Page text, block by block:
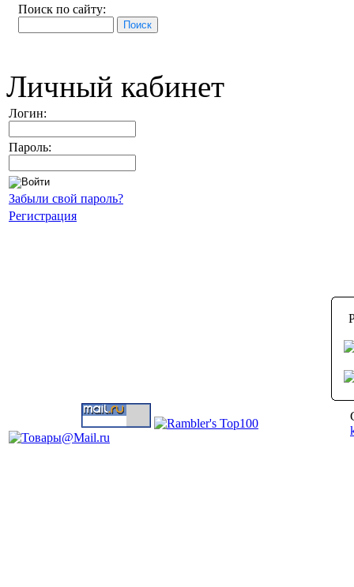
Поиск по сайту:
Личный кабинет
Логин:
Пароль:
Забыли свой пароль?
Регистрация